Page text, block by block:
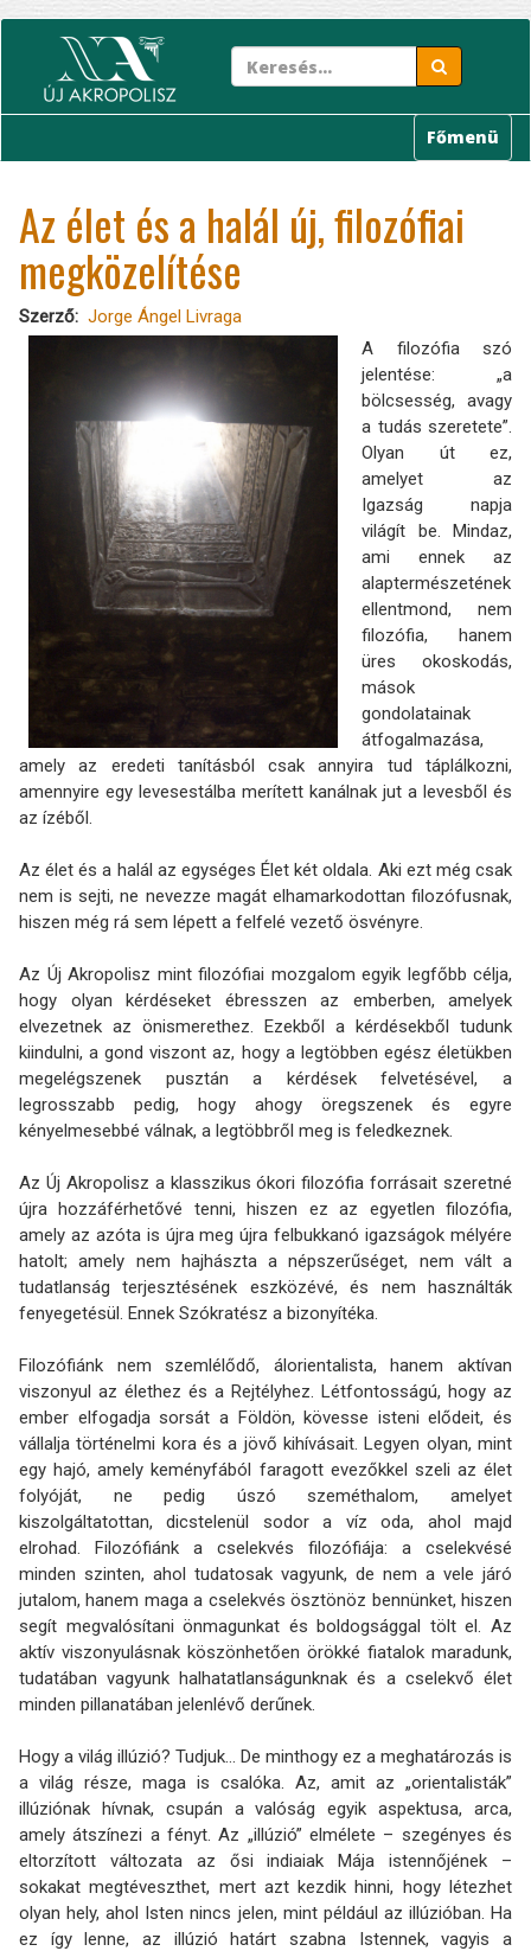
tartalomra
Főmenü
Az élet és a halál új, filozófiai
megközelítése
Szerző
Jorge Ángel Livraga
A filozófia szó
jelentése: „a
bölcsesség, avagy
a tudás szeretete”.
Olyan út ez,
amelyet az
Igazság napja
világít be. Mindaz,
ami ennek az
alaptermészetének
ellentmond, nem
filozófia, hanem
üres okoskodás,
mások
gondolatainak
átfogalmazása,
amely az eredeti tanításból csak annyira tud táplálkozni,
amennyire egy levesestálba merített kanálnak jut a levesből és
az ízéből.
Az élet és a halál az egységes Élet két oldala. Aki ezt még csak
nem is sejti, ne nevezze magát elhamarkodottan filozófusnak,
hiszen még rá sem lépett a felfelé vezető ösvényre.
Az Új Akropolisz mint filozófiai mozgalom egyik legfőbb célja,
hogy olyan kérdéseket ébresszen az emberben, amelyek
elvezetnek az önismerethez. Ezekből a kérdésekből tudunk
kiindulni, a gond viszont az, hogy a legtöbben egész életükben
megelégszenek pusztán a kérdések felvetésével, a
legrosszabb pedig, hogy ahogy öregszenek és egyre
kényelmesebbé válnak, a legtöbbről meg is feledkeznek.
Az Új Akropolisz a klasszikus ókori filozófia forrásait szeretné
újra hozzáférhetővé tenni, hiszen ez az egyetlen filozófia,
amely az azóta is újra meg újra felbukkanó igazságok mélyére
hatolt; amely nem hajhászta a népszerűséget, nem vált a
tudatlanság terjesztésének eszközévé, és nem használták
fenyegetésül. Ennek Szókratész a bizonyítéka.
Filozófiánk nem szemlélődő, álorientalista, hanem aktívan
viszonyul az élethez és a Rejtélyhez. Létfontosságú, hogy az
ember elfogadja sorsát a Földön, kövesse isteni elődeit, és
vállalja történelmi kora és a jövő kihívásait. Legyen olyan, mint
egy hajó, amely keményfából faragott evezőkkel szeli az élet
folyóját, ne pedig úszó szeméthalom, amelyet
kiszolgáltatottan, dicstelenül sodor a víz oda, ahol majd
elrohad. Filozófiánk a cselekvés filozófiája: a cselekvésé
minden szinten, ahol tudatosak vagyunk, de nem a vele járó
jutalom, hanem maga a cselekvés ösztönöz bennünket, hiszen
segít megvalósítani önmagunkat és boldogsággal tölt el. Az
aktív viszonyulásnak köszönhetően örökké fiatalok maradunk,
tudatában vagyunk halhatatlanságunknak és a cselekvő élet
minden pillanatában jelenlévő derűnek.
Hogy a világ illúzió? Tudjuk… De minthogy ez a meghatározás is
a világ része, maga is csalóka. Az, amit az „orientalisták”
illúziónak hívnak, csupán a valóság egyik aspektusa, arca,
amely átszínezi a fényt. Az „illúzió” elmélete – szegényes és
eltorzított változata az ősi indiaiak Mája istennőjének –
sokakat megtéveszthet, mert azt kezdik hinni, hogy létezhet
olyan hely, ahol Isten nincs jelen, mint például az illúzióban. Ha
ez így lenne, az illúzió határt szabna Istennek, vagyis a